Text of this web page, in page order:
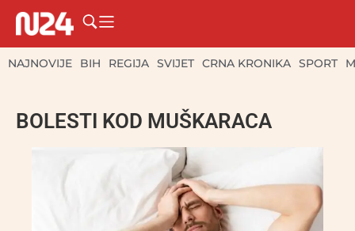
NAJNOVIJE BIH REGIJA SVIJET CRNA KRONIKA SPORT
BOLESTI KOD MUŠKARACA